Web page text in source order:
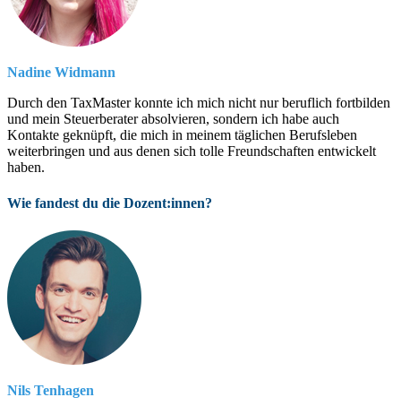
Nadine Widmann
Durch den TaxMaster konnte ich mich nicht nur beruflich fortbilden
und mein Steuerberater absolvieren, sondern ich habe auch
Kontakte geknüpft, die mich in meinem täglichen Berufsleben
weiterbringen und aus denen sich tolle Freundschaften entwickelt
haben.
Wie fandest du die Dozent:innen?
Nils Tenhagen